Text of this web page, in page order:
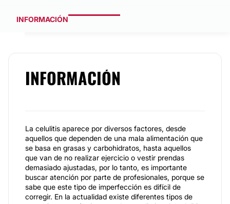
INFORMACIÓN
INFORMACIÓN
La celulitis aparece por diversos factores, desde
aquellos que dependen de una mala alimentación que
se basa en grasas y carbohidratos, hasta aquellos
que van de no realizar ejercicio o vestir prendas
demasiado ajustadas, por lo tanto, es importante
buscar atención por parte de profesionales, porque se
sabe que este tipo de imperfección es difícil de
corregir. En la actualidad existe diferentes tipos de